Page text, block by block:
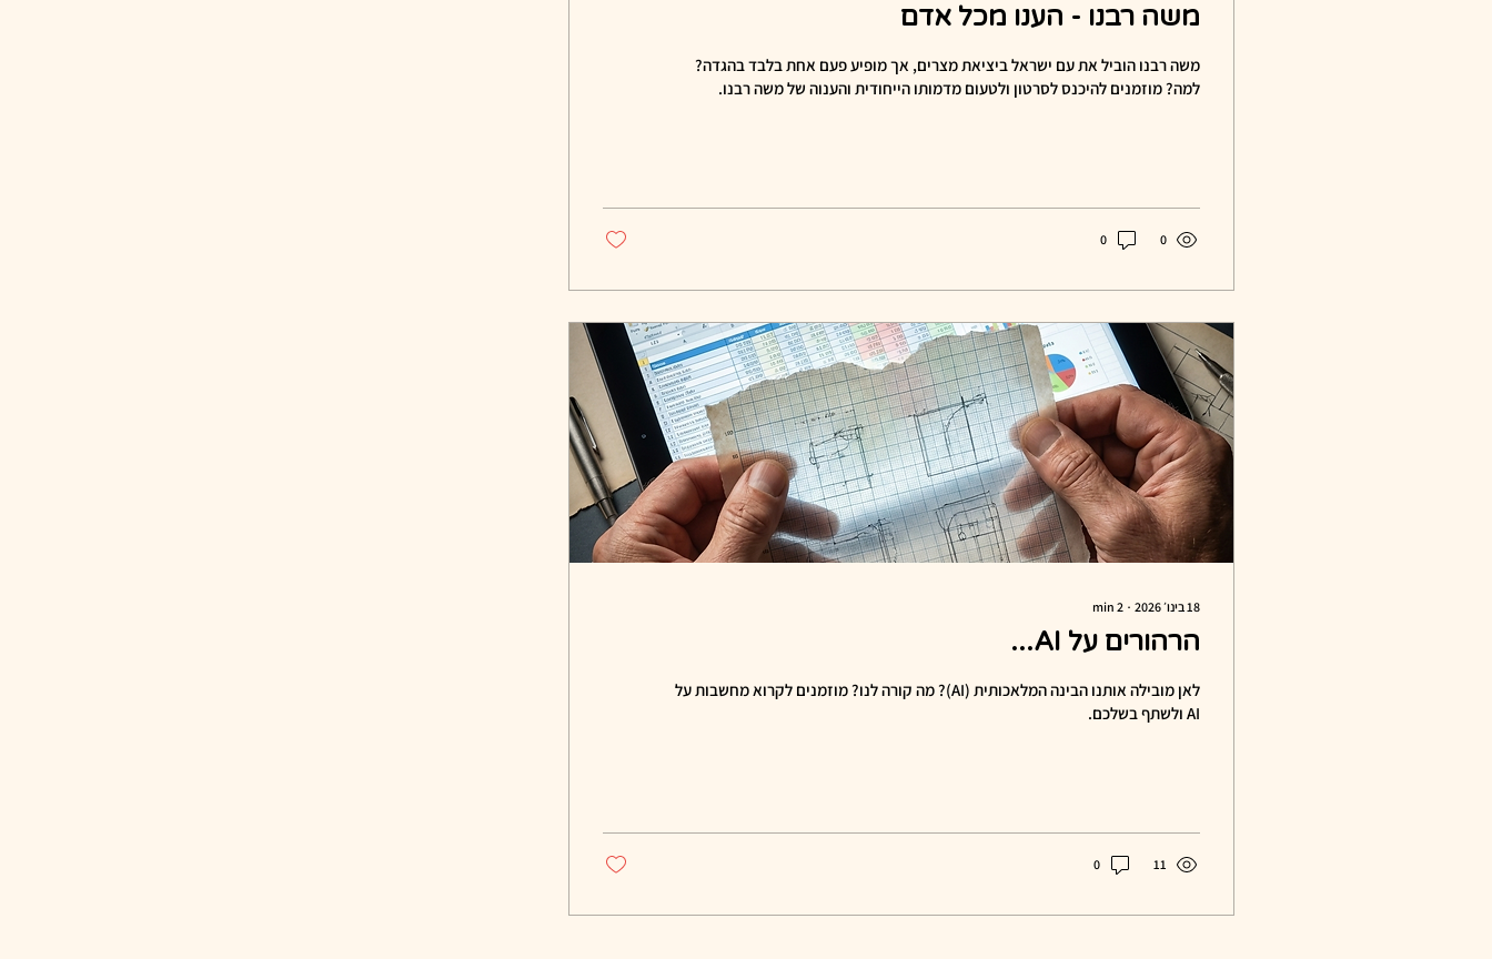
משה רבנו - הענו מכל אדם
משה רבנו הוביל את עם ישראל ביציאת מצרים, אך מופיע פעם אחת בלבד בהגדה?
למה? מוזמנים להיכנס לסרטון ולטעום מדמותו הייחודית והענוה של משה רבנו.
0
0
18 בינו׳ 2026 ∙
2
min
הרהורים על AI...
לאן מובילה אותנו הבינה המלאכותית (AI)? מה קורה לנו? מוזמנים לקרוא מחשבות על
AI ולשתף בשלכם.
11
0